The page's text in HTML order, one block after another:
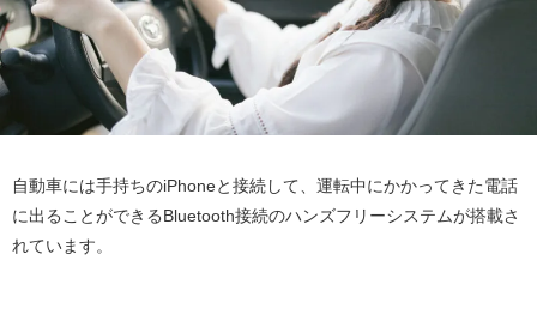
自動車には手持ちのiPhoneと接続して、運転中にかかってきた電話
に出ることができるBluetooth接続のハンズフリーシステムが搭載さ
れています。